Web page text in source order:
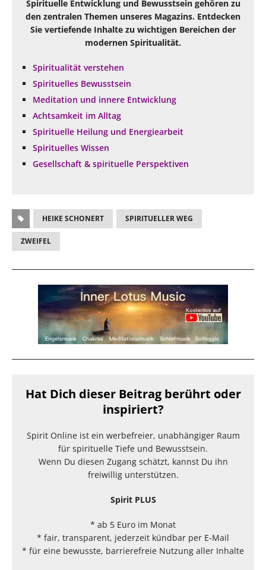
Spirituelle Entwicklung und Bewusstsein gehören zu
den zentralen Themen unseres Magazins. Entdecken
Sie vertiefende Inhalte zu wichtigen Bereichen der
modernen Spiritualität.
Spiritualität verstehen
Spirituelles Bewusstsein
Meditation und innere Entwicklung
Achtsamkeit im Alltag
Spirituelle Heilung und Energiearbeit
Spirituelles Wissen
Gesellschaft & spirituelle Perspektiven
HEIKE SCHONERT SPIRITUELLER WEG
ZWEIFEL
Hat Dich dieser Beitrag berührt oder
inspiriert?
Spirit Online ist ein werbefreier, unabhängiger Raum
für spirituelle Tiefe und Bewusstsein.
Wenn Du diesen Zugang schätzt, kannst Du ihn
freiwillig unterstützen.
Spirit PLUS
* ab 5 Euro im Monat
* fair, transparent, jederzeit kündbar per E-Mail
* für eine bewusste, barrierefreie Nutzung aller Inhalte